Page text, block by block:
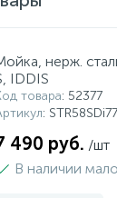
нерж.
IDDIS
товара: 52377
: STR58SDi77
490 руб. /шт
В наличии мало